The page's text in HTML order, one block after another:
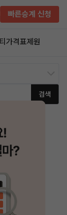
빠른승계 신청
가격표제원
검색